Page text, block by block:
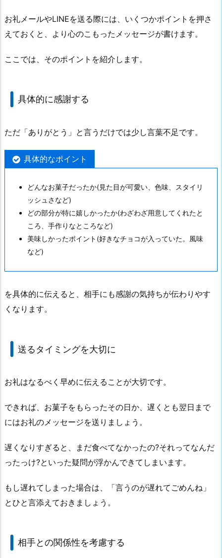
お礼メールやLINEを送る際には、いくつかポイントを押さ
えておくと、より心のこもったメッセージが書けます。
ここでは、そのポイントを紹介します。
具体的に感謝する
ただ「ありがとう」と言うだけでは少し言葉不足です。
具体的なポイント
どんなお菓子だったか(見た目が可愛い、色味、スタイリ
ッシュさなど)
どの部分が特に嬉しかったか(わざわざ用意してくれたと
ころ、手作りなところなど)
美味しかったポイント(好きなチョコが入っていた。風味
など)
を具体的に伝えると、相手にも感謝の気持ちが伝わりやす
くなります。
送るタイミングを大切に
お礼はなるべく早めに伝えることが大切です。
できれば、お菓子をもらったその日か、遅くとも翌日まで
にはお礼のメッセージを送りましょう。
遅くなりすぎると、まだ食べてなかったの?それってなんだ
ったっけ?といった疑問が浮かんできてしまいます。
もし遅れてしまった場合は、「言うのが遅れてごめんね」
とひと言添えておきましょう。
相手との関係性を考慮する